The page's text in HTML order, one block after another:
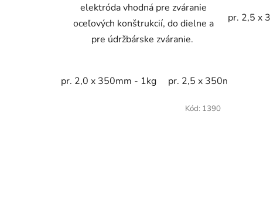
elektróda vhodná pre zváranie
oceľových konštrukcií, do dielne a
pre údržbárske zváranie.
pr. 2,0 x 350mm - 1kg pr. 2,5 x 350mm - 1kg
pr. 2,5 x
Kód: 1390